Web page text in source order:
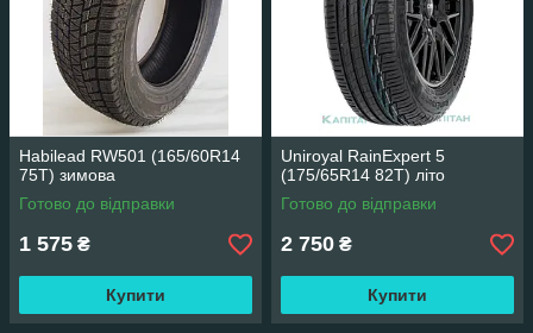
Habilead RW501 (165/60R14
75T) зимова
Готово до відправки
1 575 ₴
Купити
Uniroyal RainExpert 5
(175/65R14 82T) літо
Готово до відправки
2 750 ₴
Купити